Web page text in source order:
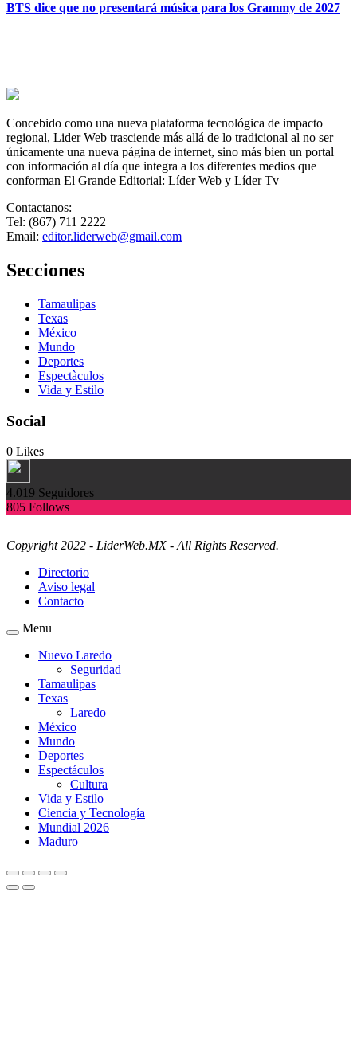
BTS dice que no presentará música para los Grammy de 2027
Concebido como una nueva plataforma tecnológica de impacto
regional, Lider Web trasciende más allá de lo tradicional al no ser
únicamente una nueva página de internet, sino más bien un portal
con información al día que integra a los diferentes medios que
conforman El Grande Editorial: Líder Web y Líder Tv
Contactanos:
Tel: (867) 711 2222
Email: editor.liderweb@gmail.com
Secciones
Tamaulipas
Texas
México
Mundo
Deportes
Espectàculos
Vida y Estilo
Social
0 Likes
4.019 Seguidores
805 Follows
Copyright 2022 - LiderWeb.MX - All Rights Reserved.
Directorio
Aviso legal
Contacto
Menu
Nuevo Laredo
Seguridad
Tamaulipas
Texas
Laredo
México
Mundo
Deportes
Espectáculos
Cultura
Vida y Estilo
Ciencia y Tecnología
Mundial 2026
Maduro